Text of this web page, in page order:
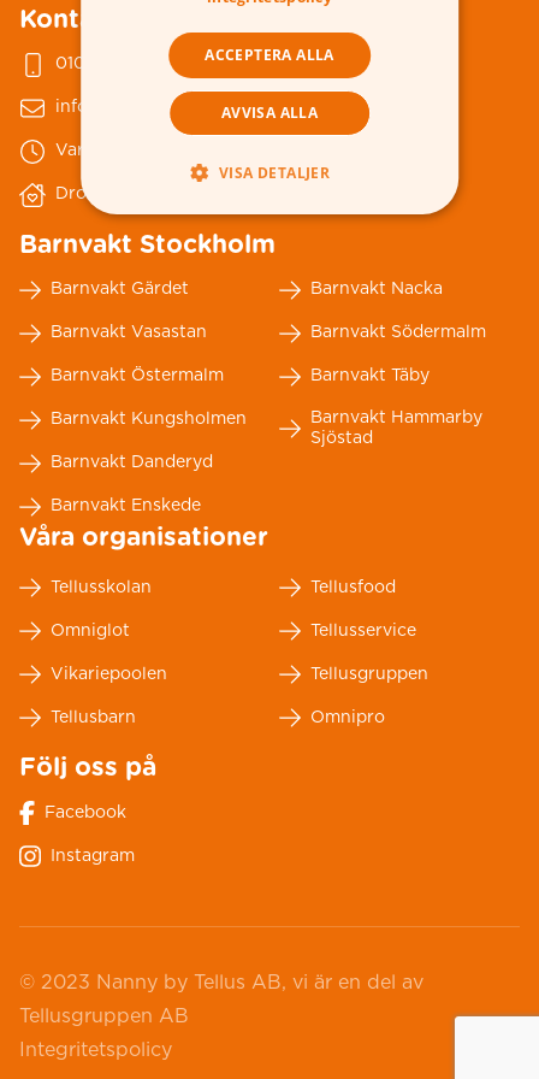
Kontakta oss
010-178 79 00
info@nannybytellus.se
Vardagar 08-18
Drottninggatan 86
Barnvakt Stockholm
Barnvakt Gärdet
Barnvakt Vasastan
Barnvakt Östermalm
Barnvakt Kungsholmen
Barnvakt Danderyd
Barnvakt Enskede
Barnvakt Nacka
Barnvakt Södermalm
Barnvakt Täby
Barnvakt Hammarby
Sjöstad
Våra organisationer
Tellusskolan
Omniglot
Vikariepoolen
Tellusbarn
Tellusfood
Tellusservice
Tellusgruppen
Omnipro
Följ oss på
Facebook
Instagram
© 2023 Nanny by Tellus AB, vi är en del av
Tellusgruppen AB
Integritetspolicy
ACCEPTERA ALLA
AVVISA ALLA
VISA DETALJER